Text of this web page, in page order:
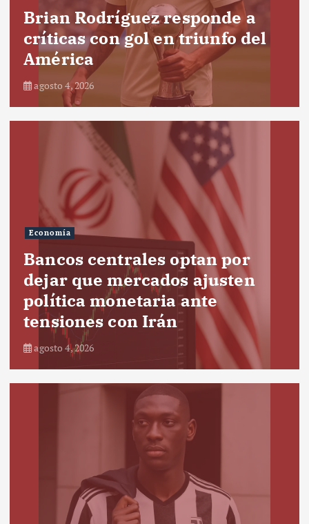
Brian Rodríguez responde a
críticas con gol en triunfo del
América
agosto 4, 2026
Economía
Bancos centrales optan por
dejar que mercados ajusten
política monetaria ante
tensiones con Irán
agosto 4, 2026